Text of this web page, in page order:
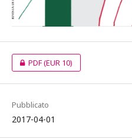
PDF(EUR 10)
Pubblicato
2017-04-01